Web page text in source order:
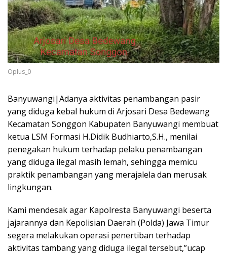
Oplus_0
Banyuwangi|Adanya aktivitas penambangan pasir
yang diduga kebal hukum di Arjosari Desa Bedewang
Kecamatan Songgon Kabupaten Banyuwangi membuat
ketua LSM Formasi H.Didik Budhiarto,S.H., menilai
penegakan hukum terhadap pelaku penambangan
yang diduga ilegal masih lemah, sehingga memicu
praktik penambangan yang merajalela dan merusak
lingkungan.
Kami mendesak agar Kapolresta Banyuwangi beserta
jajarannya dan Kepolisian Daerah (Polda) Jawa Timur
segera melakukan operasi penertiban terhadap
aktivitas tambang yang diduga ilegal tersebut,”ucap